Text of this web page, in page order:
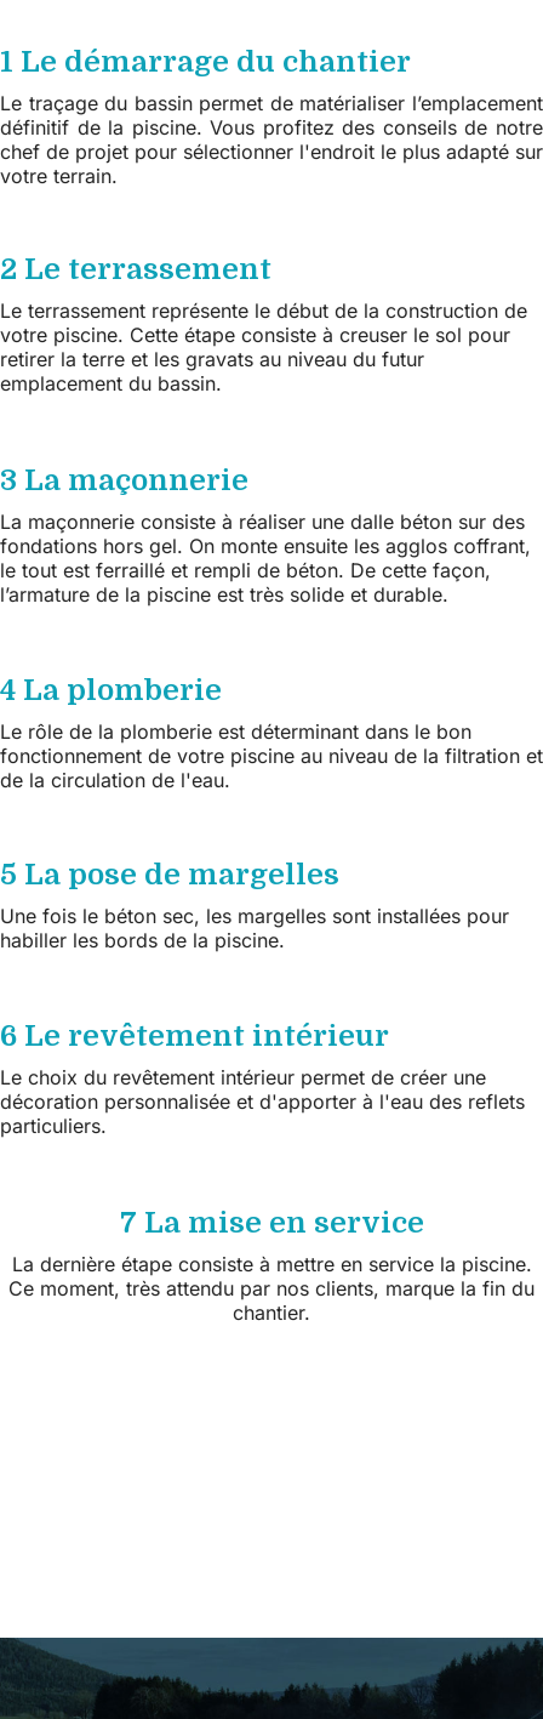
1 Le démarrage du chantier
Le traçage du bassin permet de matérialiser l’emplacement
définitif de la piscine. Vous profitez des conseils de notre
chef de projet pour sélectionner l'endroit le plus adapté sur
votre terrain.
2 Le terrassement
Le terrassement représente le début de la construction de
votre piscine. Cette étape consiste à creuser le sol pour
retirer la terre et les gravats au niveau du futur
emplacement du bassin.
3 La maçonnerie
La maçonnerie consiste à réaliser une dalle béton sur des
fondations hors gel. On monte ensuite les agglos coffrant,
le tout est ferraillé et rempli de béton. De cette façon,
l’armature de la piscine est très solide et durable.
4 La plomberie
Le rôle de la plomberie est déterminant dans le bon
fonctionnement de votre piscine au niveau de la filtration et
de la circulation de l'eau.
5 La pose de margelles
Une fois le béton sec, les margelles sont installées pour
habiller les bords de la piscine.
6 Le revêtement intérieur
Le choix du revêtement intérieur permet de créer une
décoration personnalisée et d'apporter à l'eau des reflets
particuliers.
7 La mise en service
La dernière étape consiste à mettre en service la piscine.
Ce moment, très attendu par nos clients, marque la fin du
chantier.